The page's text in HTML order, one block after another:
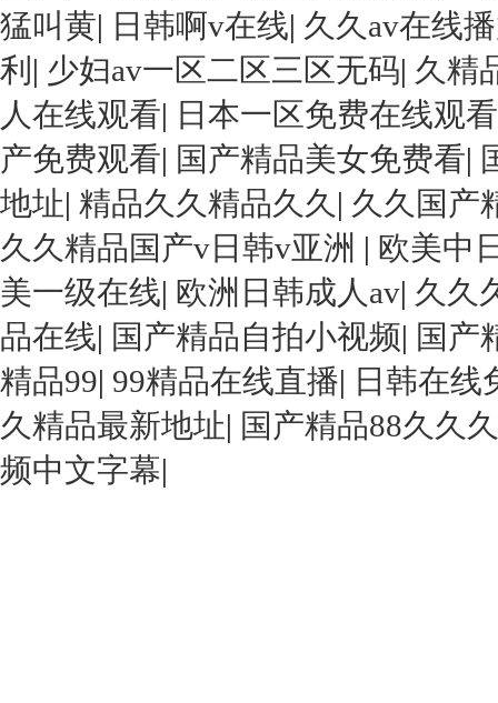
猛叫黄| 日韩啊v在线| 久久av在线
利 | 少妇av一区二区三区无码| 久精
人在线观看| 日本一区免费在线观看
产免费观看| 国产精品美女免费看|
地址| 精品久久精品久久 | 久久国产
久久精品国产v日韩v亚洲 | 欧美中
美一级在线| 欧洲日韩成人av| 久久
品在线| 国产精品自拍小视频| 国产
精品99| 99精品在线直播| 日韩在线
久精品最新地址| 国产精品88久久
频中文字幕|